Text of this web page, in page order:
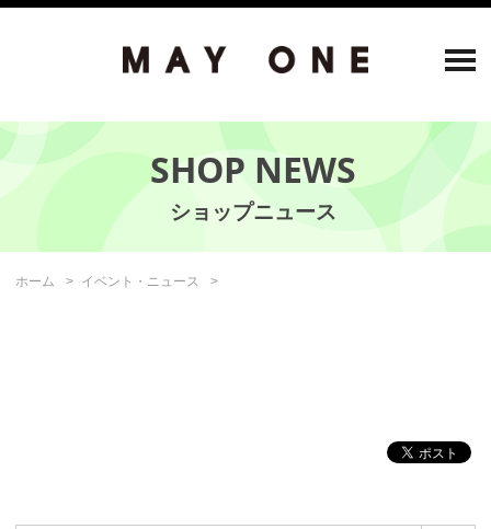
SHOP NEWS
ホーム イベント・ニュース